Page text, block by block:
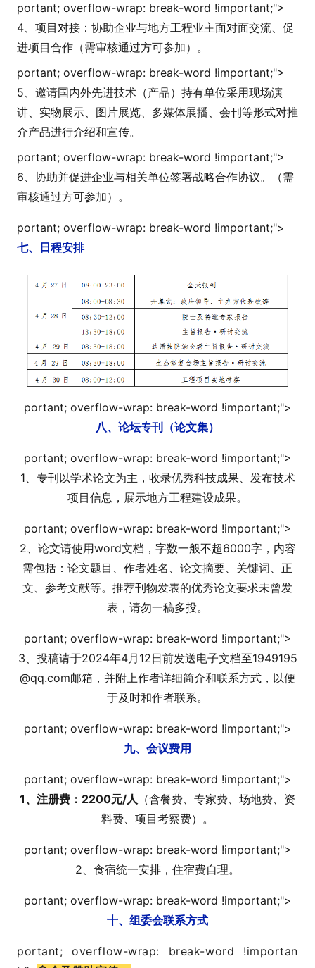
portant; overflow-wrap: break-word !important;">
4、项目对接：协助企业与地方工程业主面对面交流、促
进项目合作（需审核通过方可参加）。
portant; overflow-wrap: break-word !important;">
5、邀请国内外先进技术（产品）持有单位采用现场演
讲、实物展示、图片展览、多媒体展播、会刊等形式对推
介产品进行介绍和宣传。
portant; overflow-wrap: break-word !important;">
6、协助并促进企业与相关单位签署战略合作协议。（需
审核通过方可参加）。
portant; overflow-wrap: break-word !important;">
七、日程安排
portant; overflow-wrap: break-word !important;">
八、论坛专刊（论文集）
portant; overflow-wrap: break-word !important;">
1、专刊以学术论文为主，收录优秀科技成果、发布技术
项目信息，展示地方工程建设成果。
portant; overflow-wrap: break-word !important;">
2、论文请使用word文档，字数一般不超6000字，内容
需包括：论文题目、作者姓名、论文摘要、关键词、正
文、参考文献等。推荐刊物发表的优秀论文要求未曾发
表，请勿一稿多投。
portant; overflow-wrap: break-word !important;">
3、投稿请于2024年4月12日前发送电子文档至1949195
@qq.com邮箱，并附上作者详细简介和联系方式，以便
于及时和作者联系。
portant; overflow-wrap: break-word !important;">
九、会议费用
portant; overflow-wrap: break-word !important;">
1、注册费：2200元/人 （含餐费、专家费、场地费、资
料费、项目考察费）。
portant; overflow-wrap: break-word !important;">
2、食宿统一安排，住宿费自理。
portant; overflow-wrap: break-word !important;">
十、组委会联系方式
portant; overflow-wrap: break-word !importan